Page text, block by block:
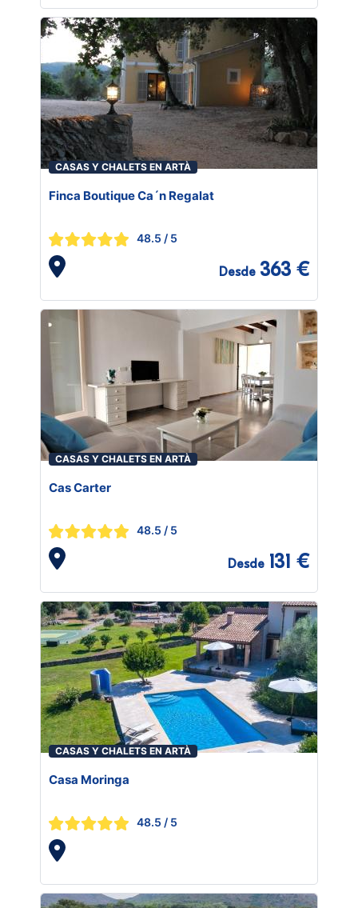
CASAS Y CHALETS EN ARTÀ
Finca Boutique Ca´n Regalat
48.5 / 5
Desde 363 €
CASAS Y CHALETS EN ARTÀ
Cas Carter
48.5 / 5
Desde 131 €
CASAS Y CHALETS EN ARTÀ
Casa Moringa
48.5 / 5